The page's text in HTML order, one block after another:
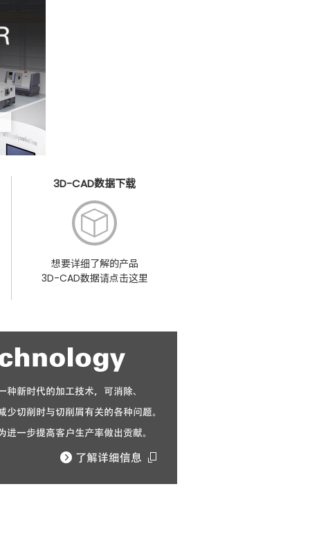
3D-CAD数据下载
想要详细了解的产品
3D-CAD数据请点击这里